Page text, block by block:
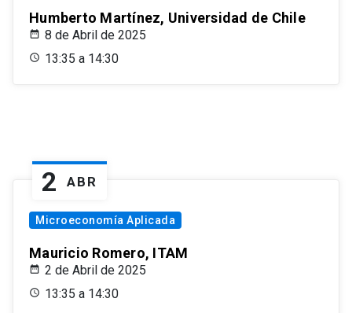
Humberto Martínez, Universidad de Chile
8 de Abril de 2025
13:35 a 14:30
2 ABR
Microeconomía Aplicada
Mauricio Romero, ITAM
2 de Abril de 2025
13:35 a 14:30